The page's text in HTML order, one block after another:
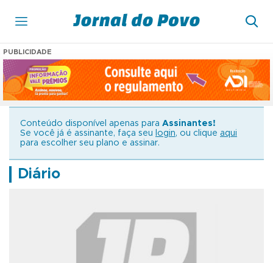
PUBLICIDADE
Conteúdo disponível apenas para Assinantes!
Se você já é assinante, faça seu
login, ou clique aqui
para escolher seu plano e assinar.
Diário